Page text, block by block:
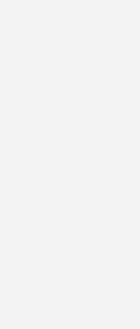
Bundesverbandes
Wärmepumpenabsatz in
bis 2030 auf rund
Anzahl der möglichen installierten
Millionen Wärmepumpen
rechnen die BWP-Experten mit
pro Jahr und 2 Millionen
der Wärmepumpe
der Energieträger, erklärte
BWP. Derzeit werde
Steuern und Abgaben belastet,
mit nur 23 %. Diese ungleiche
im Widerspruch zu dem im
Besteuerung der Energieträger
Daten und
im Positionspapier „Die
auf Energieträger“
auf der BWP-Homepage zur
Die Energiebesteuerung sollte